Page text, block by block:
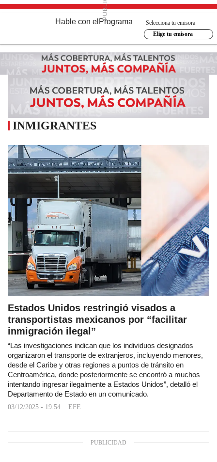
Hable con el Programa
Selecciona tu emisora
Elige tu emisora
INMIGRANTES
Estados Unidos restringió visados a
transportistas mexicanos por “facilitar
inmigración ilegal”
“Las investigaciones indican que los individuos designados
organizaron el transporte de extranjeros, incluyendo menores,
desde el Caribe y otras regiones a puntos de tránsito en
Centroamérica, donde posteriormente se encontró a muchos
intentando ingresar ilegalmente a Estados Unidos”, detalló el
Departamento de Estado en un comunicado.
03/12/2025 - 19:54 EFE